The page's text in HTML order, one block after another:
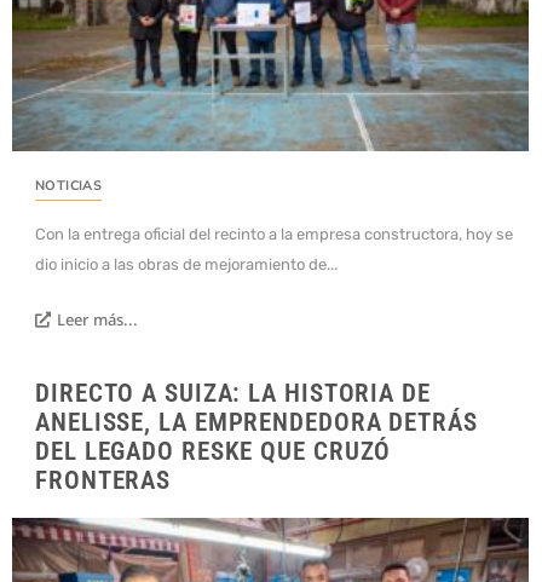
NOTICIAS
Con la entrega oficial del recinto a la empresa constructora, hoy se
dio inicio a las obras de mejoramiento de...
Leer más...
DIRECTO A SUIZA: LA HISTORIA DE
ANELISSE, LA EMPRENDEDORA DETRÁS
DEL LEGADO RESKE QUE CRUZÓ
FRONTERAS